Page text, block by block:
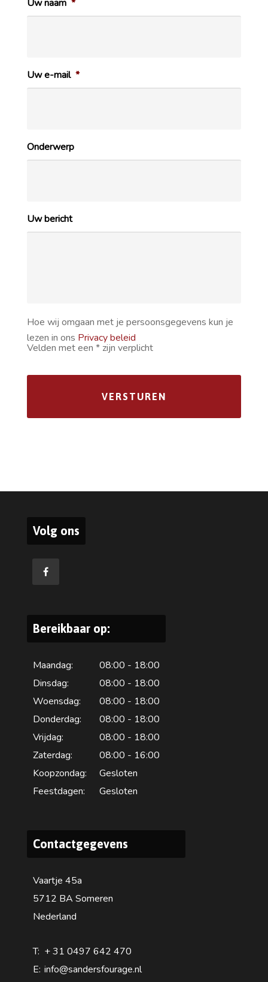
Uw naam *
Uw e-mail *
Onderwerp
Uw bericht
Hoe wij omgaan met je persoonsgegevens kun je
lezen in ons Privacy beleid
Velden met een * zijn verplicht
Volg ons
Bereikbaar op:
Maandag:
08:00 - 18:00
Dinsdag:
08:00 - 18:00
Woensdag:
08:00 - 18:00
Donderdag:
08:00 - 18:00
Vrijdag:
08:00 - 18:00
Zaterdag:
08:00 - 16:00
Koopzondag:
Gesloten
Feestdagen:
Gesloten
Contactgegevens
Vaartje 45a
5712 BA Someren
Nederland
T: + 31 0497 642 470
E: info@sandersfourage.nl